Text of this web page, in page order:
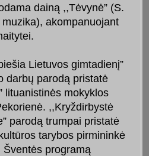
dainą ,,Tėvynė” (S.
akompanuojant
Lietuvos gimtadienį”
darbų parodą pristatė
lituanistinės mokyklos
,,Kryždirbystė
parodą trumpai pristatė
tarybos pirmininkė
Šventės programą